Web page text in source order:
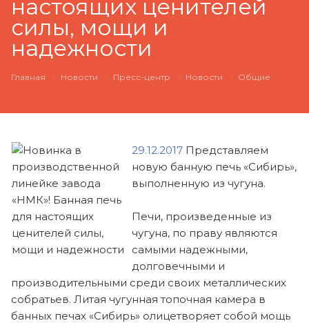
настоящих ценителей
силы, мощи и
надежности
Главная Новости Пресс-центр Новости Общие
29.12.2017 Представляем
новую банную печь «Сибирь»,
выполненную из чугуна.
Печи, произведенные из
чугуна, по праву являются
самыми надежными,
долговечными и
производительными среди своих металлических
собратьев. Литая чугунная топочная камера в
банных печах «Сибирь» олицетворяет собой мощь